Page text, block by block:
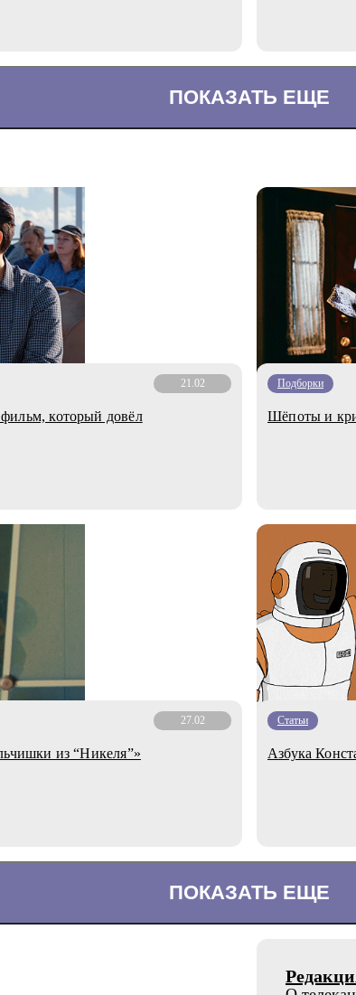
ПОКАЗАТЬ ЕЩЕ
21.02
который довёл
Подборки
Шёпоты и
27.02
из “Никеля”»
Статьи
Азбука
ПОКАЗАТЬ ЕЩЕ